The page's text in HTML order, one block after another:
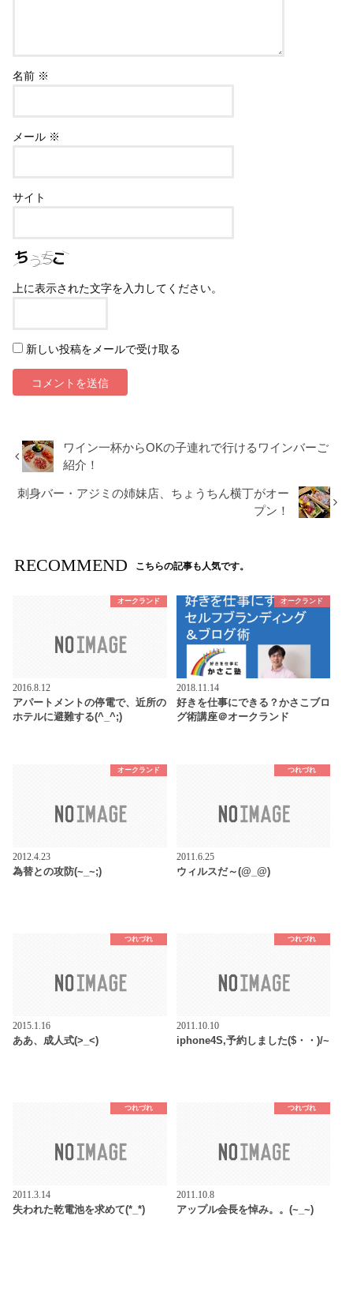
名前 ※
メール ※
サイト
上に表示された文字を入力してください。
新しい投稿をメールで受け取る
ワイン一杯からOKの子連れで行けるワインバーご
紹介！
刺身バー・アジミの姉妹店、ちょうちん横丁がオー
プン！
RECOMMEND こちらの記事も人気です。
オークランド
2016.8.12
アパートメントの停電で、近所の
ホテルに避難する(^_^;)
オークランド
2018.11.14
好きを仕事にできる？かさこブロ
グ術講座＠オークランド
オークランド
2012.4.23
為替との攻防(~_~;)
つれづれ
2011.6.25
ウィルスだ～(@_@)
つれづれ
2015.1.16
ああ、成人式(>_<)
つれづれ
2011.10.10
iphone4S,予約しました($・・)/~
つれづれ
2011.3.14
失われた乾電池を求めて(*_*)
つれづれ
2011.10.8
アップル会長を悼み。。(~_~)